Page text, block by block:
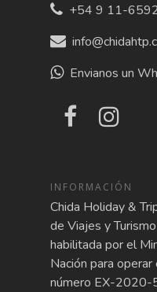
+54 9 11-
Envianos un
INFORMACIÓN
Chida Holiday &
de Viajes y
habilitada por el
Nación para
número EX-